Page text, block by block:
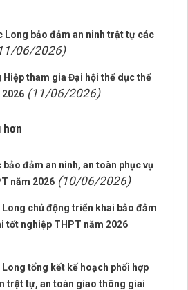
Long bảo đảm an ninh trật tự các
06/2026)
Hiệp tham gia Đại hội thể dục thể
2026 (11/06/2026)
hơn
đảm an ninh, an toàn phục vụ
năm 2026 (10/06/2026)
Long chủ động triển khai bảo đảm
tốt nghiệp THPT năm 2026
tổng kết kế hoạch phối hợp
trật tự, an toàn giao thông giai